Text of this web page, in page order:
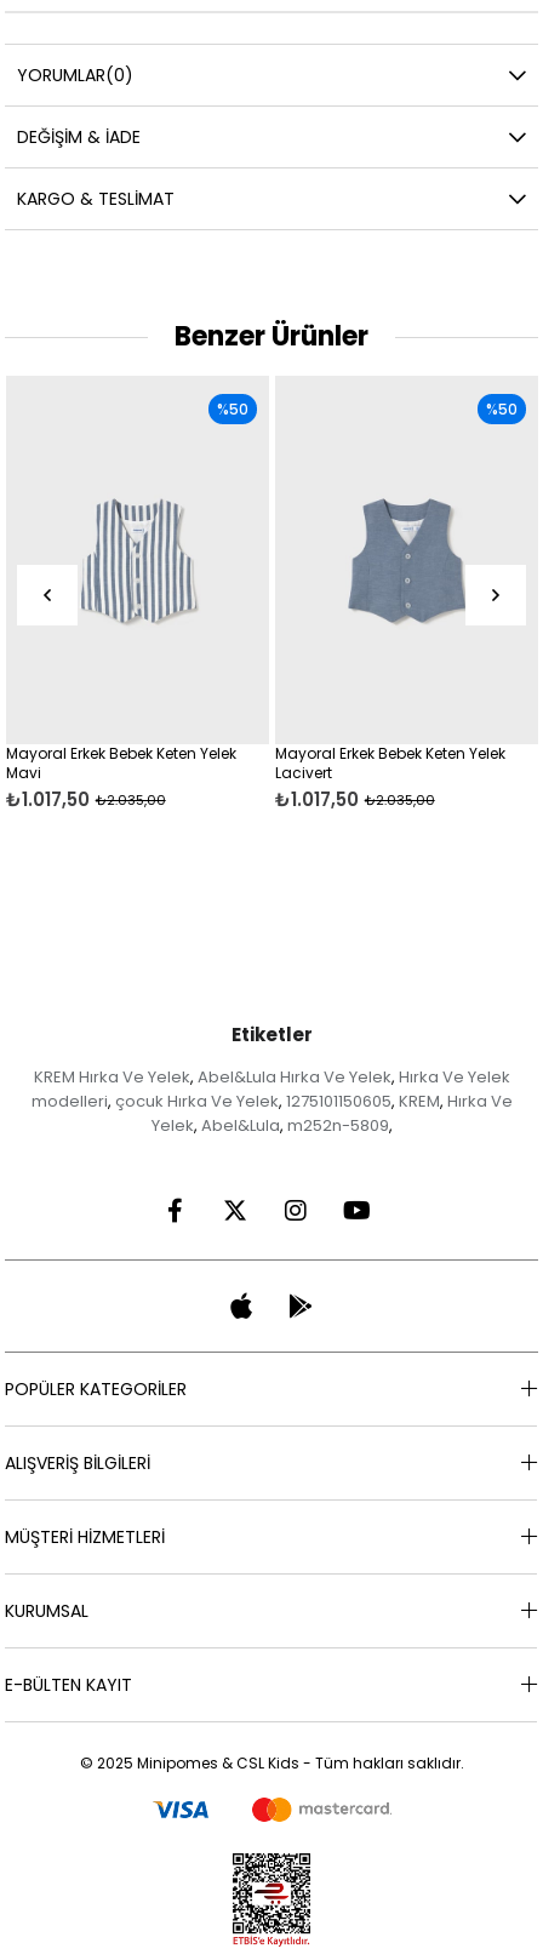
YORUMLAR(0)
DEĞIŞIM & İADE
KARGO & TESLIMAT
Benzer Ürünler
Erkek Bebek Keten Yelek
₺2.035,00
%50
Mayoral Erkek Bebek Keten Yelek
Lacivert
₺1.017,50 ₺2.035,00
%50
Etiketler
KREM Hırka Ve Yelek, Abel&Lula Hırka Ve Yelek, Hırka Ve Yelek
modelleri, çocuk Hırka Ve Yelek, 1275101150605, KREM, Hırka Ve
Yelek, Abel&Lula, m252n-5809,
POPÜLER KATEGORİLER
ALIŞVERİŞ BİLGİLERİ
MÜŞTERİ HİZMETLERİ
KURUMSAL
E-BÜLTEN KAYIT
© 2025 Minipomes & CSL Kids - Tüm hakları saklıdır.